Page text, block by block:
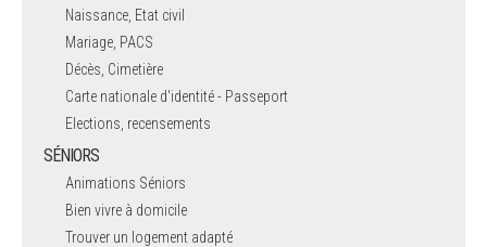
Naissance, Etat civil
Mariage, PACS
Décès, Cimetière
Carte nationale d'identité - Passeport
Elections, recensements
SÉNIORS
Animations Séniors
Bien vivre à domicile
Trouver un logement adapté